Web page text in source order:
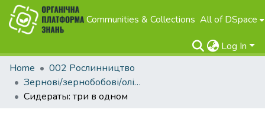
Communities & Collections All of DSpace
Log In
Home
002 Рослинництво
Зернові/зернобобові/олійні
Сидераты: три в одном